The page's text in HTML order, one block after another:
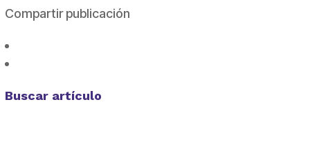
Compartir publicación
Buscar artículo